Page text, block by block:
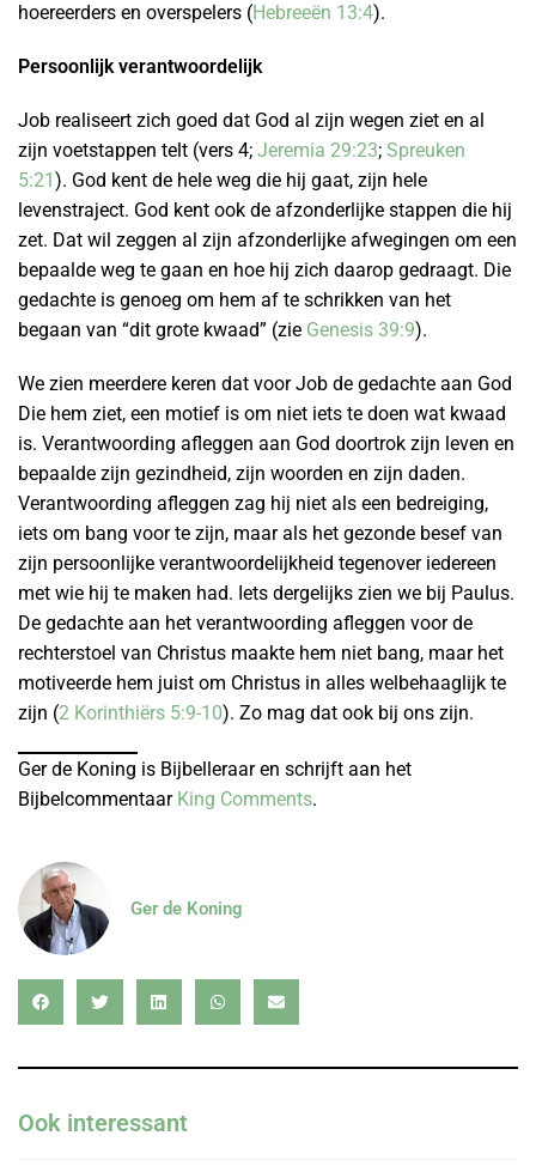
hoereerders en overspelers (Hebreeën 13:4).
Persoonlijk verantwoordelijk
Job realiseert zich goed dat God al zijn wegen ziet en al
zijn voetstappen telt (vers 4; Jeremia 29:23; Spreuken
5:21). God kent de hele weg die hij gaat, zijn hele
levenstraject. God kent ook de afzonderlijke stappen die hij
zet. Dat wil zeggen al zijn afzonderlijke afwegingen om een
bepaalde weg te gaan en hoe hij zich daarop gedraagt. Die
gedachte is genoeg om hem af te schrikken van het
begaan van “dit grote kwaad” (zie Genesis 39:9).
We zien meerdere keren dat voor Job de gedachte aan God
Die hem ziet, een motief is om niet iets te doen wat kwaad
is. Verantwoording afleggen aan God doortrok zijn leven en
bepaalde zijn gezindheid, zijn woorden en zijn daden.
Verantwoording afleggen zag hij niet als een bedreiging,
iets om bang voor te zijn, maar als het gezonde besef van
zijn persoonlijke verantwoordelijkheid tegenover iedereen
met wie hij te maken had. Iets dergelijks zien we bij Paulus.
De gedachte aan het verantwoording afleggen voor de
rechterstoel van Christus maakte hem niet bang, maar het
motiveerde hem juist om Christus in alles welbehaaglijk te
zijn (2 Korinthiërs 5:9-10). Zo mag dat ook bij ons zijn.
Ger de Koning is Bijbelleraar en schrijft aan het
Bijbelcommentaar King Comments.
Ger de Koning
Ook interessant